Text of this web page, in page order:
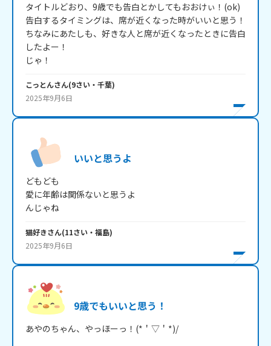
タイトルどおり、9歳でも告白とかしてもおおけぃ！(ok)
告白するタイミングは、席が近くなった時がいいと思う！
ちなみにあたしも、好きな人と席が近くなったときに告白
したよー！
じゃ！
こっとんさん(9さい・ 千葉)
2025年9月6日
いいと思うよ
どもども
愛に年齢は関係ないと思うよ
んじゃね
猫好きさん(11さい・ 福島)
2025年9月6日
9歳でもいいと思う！
あやのちゃん、やっほーっ！(*＇▽＇*)/